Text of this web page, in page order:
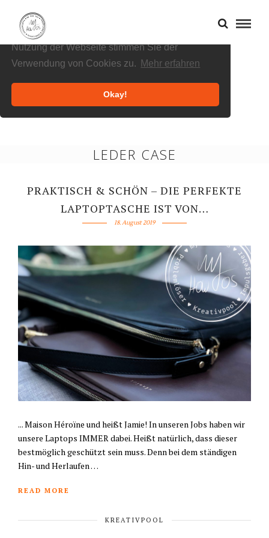
Cookies helfen uns bei der Bereitstellung
unserer Inhalte und Dienste. Durch die weitere
Nutzung der Webseite stimmen Sie der
Verwendung von Cookies zu.
Mehr erfahren
Okay!
LEDER CASE
PRAKTISCH & SCHÖN – DIE PERFEKTE
LAPTOPTASCHE IST VON…
18. August 2019
... Maison Héroïne und heißt Jamie! In unseren Jobs haben wir
unsere Laptops IMMER dabei. Heißt natürlich, dass dieser
bestmöglich geschützt sein muss. Denn bei dem ständigen
Hin- und Herlaufen …
READ MORE
KREATIVPOOL